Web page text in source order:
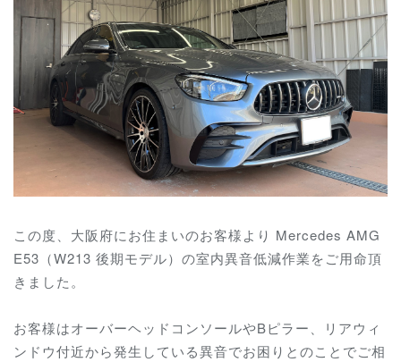
この度、大阪府にお住まいのお客様より Mercedes AMG
E53（W213 後期モデル）の室内異音低減作業をご用命頂
きました。
お客様はオーバーヘッドコンソールやBピラー、リアウィ
ンドウ付近から発生している異音でお困りとのことでご相